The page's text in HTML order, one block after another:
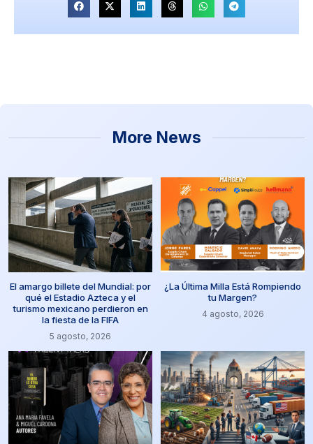
More News
El amargo billete del Mundial: por
qué el Estadio Azteca y el
turismo mexicano perdieron en
la fiesta de la FIFA
5 agosto, 2026
¿La Última Milla Está Rompiendo
tu Margen?
4 agosto, 2026